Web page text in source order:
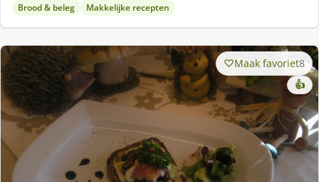
Brood & beleg Makkelijke recepten
Maak favoriet8
👍